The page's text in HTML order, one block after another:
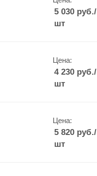
5 030руб./
шт
Цена:
4 230руб./
шт
Цена:
5 820руб./
шт